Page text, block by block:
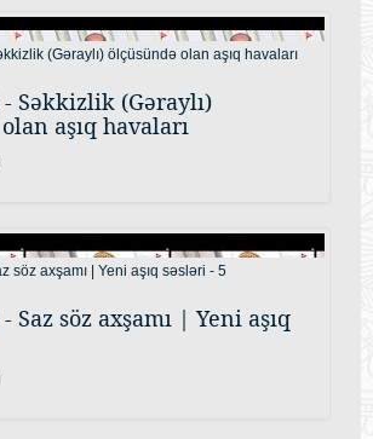
- Səkkizlik (Gəraylı)
aşıq havaları
Saz söz axşamı | Yeni aşıq